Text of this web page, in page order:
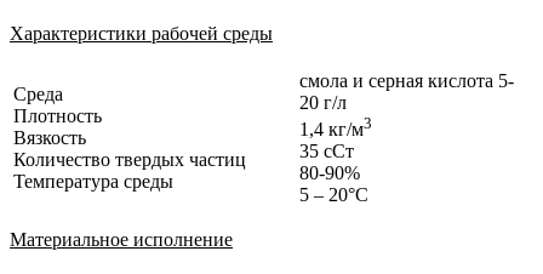
Характеристики рабочей среды
Среда
Плотность
Вязкость
Количество твердых частиц
Температура среды
смола и серная кислота 5-
20 г/л
1,4 кг/м3
35 сСт
80-90%
5 – 20°С
Материальное исполнение